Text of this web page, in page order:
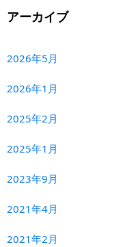
アーカイブ
2026年5月
2026年1月
2025年2月
2025年1月
2023年9月
2021年4月
2021年2月